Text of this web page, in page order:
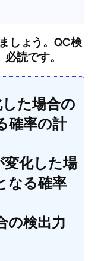
しょう。QC検
読です。
た場合の
確率の計
化した場
なる確率
の検出力